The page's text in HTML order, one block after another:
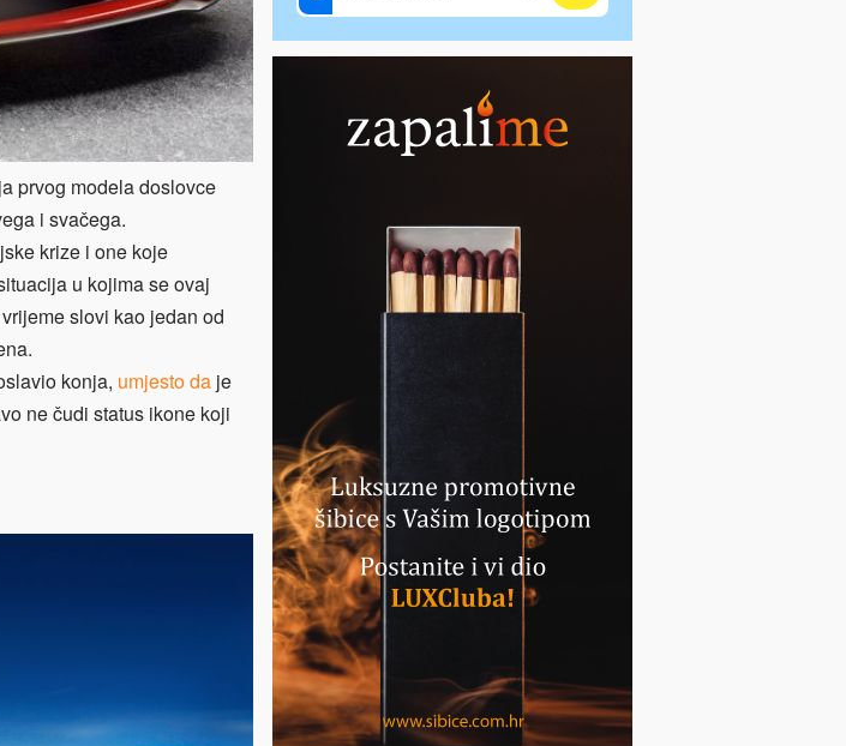
prvog modela doslovce
i svačega.
krize i one koje
u kojima se ovaj
slovi kao jedan od
konja, umjesto da je
ne čudi status ikone koji